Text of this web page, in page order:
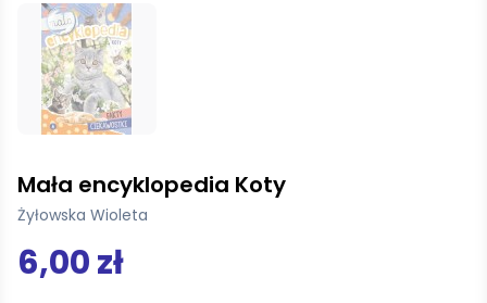
Mała encyklopedia Koty
Żyłowska Wioleta
6,00 zł